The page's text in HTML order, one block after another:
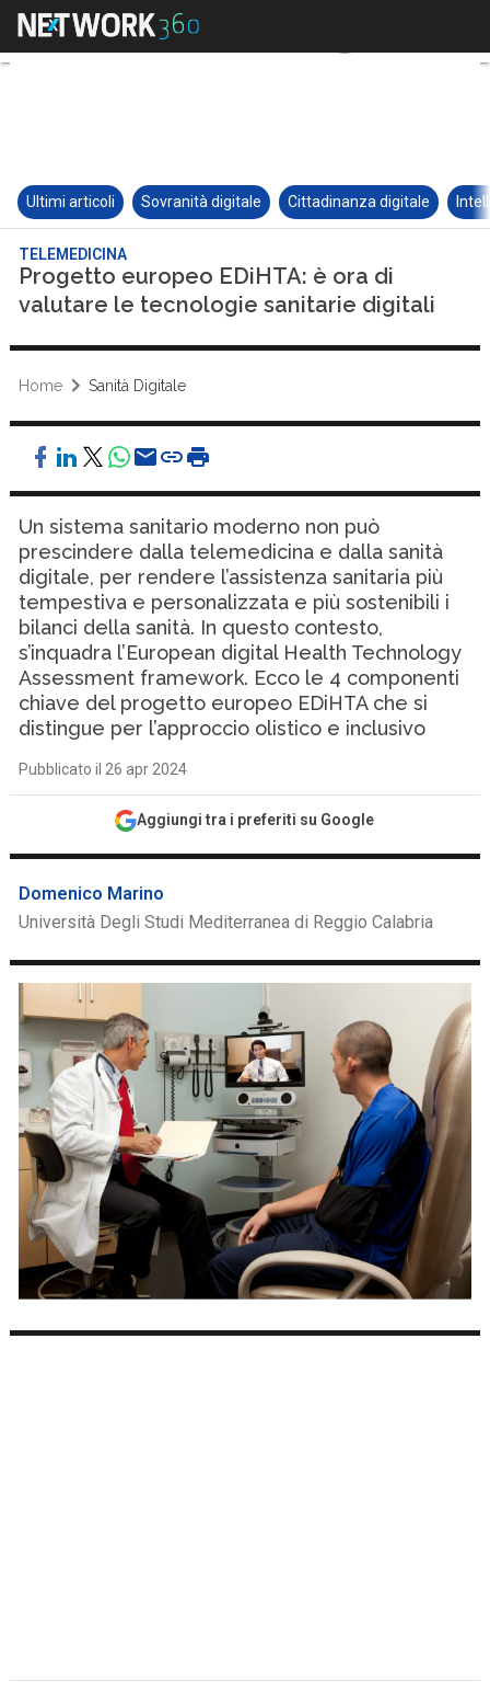
Ultimi articoli Sovranità digitale Cittadinanza digitale
TELEMEDICINA
Progetto europeo EDiHTA: è ora di
valutare le tecnologie sanitarie digitali
Home Sanità Digitale
Un sistema sanitario moderno non può
prescindere dalla telemedicina e dalla sanità
digitale, per rendere l’assistenza sanitaria più
tempestiva e personalizzata e più sostenibili i
bilanci della sanità. In questo contesto,
s’inquadra l’European digital Health Technology
Assessment framework. Ecco le 4 componenti
chiave del progetto europeo EDiHTA che si
distingue per l’approccio olistico e inclusivo
Pubblicato il 26 apr 2024
Aggiungi tra i preferiti su Google
Domenico Marino
Università Degli Studi Mediterranea di Reggio Calabria